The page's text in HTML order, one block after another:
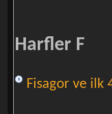
Harfler F
Fisagor ve ilk